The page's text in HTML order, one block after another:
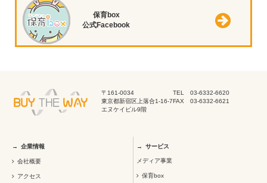
保育box
公式Facebook
〒161-0034
東京都新宿区上落合1-16-7
エヌケイビル9階
TEL 03-6332-6620
FAX 03-6332-6621
企業情報
会社概要
アクセス
サービス
メディア事業
保育box